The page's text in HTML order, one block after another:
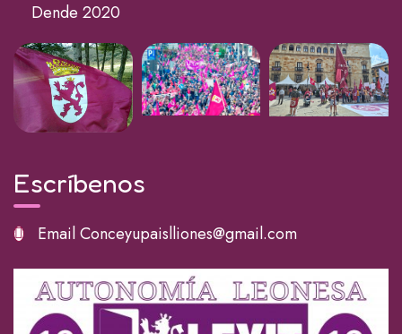
Dende 2020
Escríbenos
EmailConceyupaislliones@gmail.com